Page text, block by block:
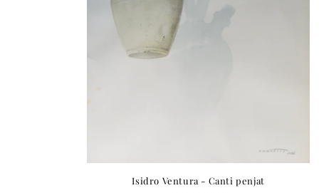
Isidro Ventura - Canti penjat